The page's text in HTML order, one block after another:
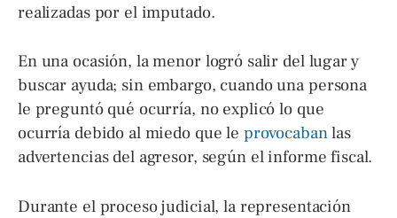
realizadas por el imputado.
En una ocasión, la menor logró salir del lugar y
buscar ayuda; sin embargo, cuando una persona
le preguntó qué ocurría, no explicó lo que
ocurría debido al miedo que le provocabanlas
advertencias del agresor, según el informe fiscal.
Durante el proceso judicial, la representación